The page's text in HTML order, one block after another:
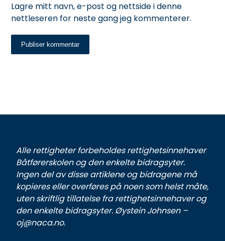
Lagre mitt navn, e-post og nettside i denne
nettleseren for neste gang jeg kommenterer.
Publiser kommentar
Alle rettigheter forbeholdes rettighetsinnehaver
Båtførerskolen og den enkelte bidragsyter.
Ingen del av disse artiklene og bidragene må
kopieres eller overføres på noen som helst måte,
uten skriftlig tillatelse fra rettighetsinnehaver og
den enkelte bidragsyter. Øystein Johnsen –
oj@naca.no.